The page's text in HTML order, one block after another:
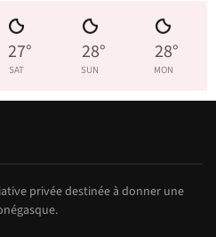
27°
SAT
28°
SUN
28°
MON
privée destinée à donner une